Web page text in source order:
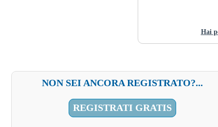
Hai
NON SEI ANCORA REGISTRATO?...
REGISTRATI GRATIS